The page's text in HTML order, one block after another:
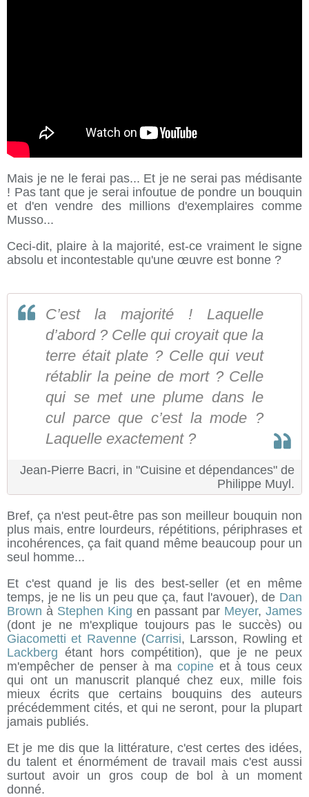
Mais je ne le ferai pas... Et je ne serai pas médisante
! Pas tant que je serai infoutue de pondre un bouquin
et d'en vendre des millions d'exemplaires comme
Musso...
Ceci-dit, plaire à la majorité, est-ce vraiment le signe
absolu et incontestable qu'une œuvre est bonne ?
C’est la majorité ! Laquelle
d’abord ? Celle qui croyait que la
terre était plate ? Celle qui veut
rétablir la peine de mort ? Celle
qui se met une plume dans le
cul parce que c’est la mode ?
Laquelle exactement ?
Jean-Pierre Bacri, in "Cuisine et dépendances" de
Philippe Muyl.
Bref, ça n'est peut-être pas son meilleur bouquin non
plus mais, entre lourdeurs, répétitions, périphrases et
incohérences, ça fait quand même beaucoup pour un
seul homme...
Et c'est quand je lis des best-seller (et en même
temps, je ne lis un peu que ça, faut l'avouer), de Dan
Brown à Stephen King en passant par Meyer, James
(dont je ne m'explique toujours pas le succès) ou
Giacometti et Ravenne(Carrisi, Larsson, Rowling et
Lackberg étant hors compétition), que je ne peux
m'empêcher de penser à ma copineet à tous ceux
qui ont un manuscrit planqué chez eux, mille fois
mieux écrits que certains bouquins des auteurs
précédemment cités, et qui ne seront, pour la plupart
jamais publiés.
Et je me dis que la littérature, c'est certes des idées,
du talent et énormément de travail mais c'est aussi
surtout avoir un gros coup de bol à un moment
donné.